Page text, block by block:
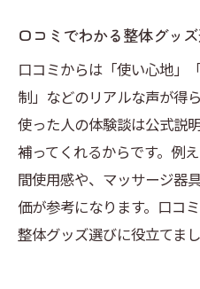
整体用品選びで
通販で買える整体
整体器具の口コ
おすすめ整体用品で
整体グッズで健康
人気整体用品を取
整体用品おすすめ
口コミでわかる整体グッ
口コミからは「使い心地」
制」などのリアルな声が得
使った人の体験談は公式説
補ってくれるからです。例
間使用感や、マッサージ器
価が参考になります。口コ
整体グッズ選びに役立てまし